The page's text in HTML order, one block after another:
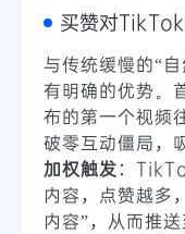
买赞对
与传统缓慢的“
有明确的优势。
布的第一个视频
破零互动僵局，
加权触发：
内容，点赞越多
内容”，从而推